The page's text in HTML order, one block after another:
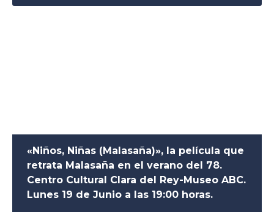
«Niños, Niñas (Malasaña)», la película que
retrata Malasaña en el verano del 78.
Centro Cultural Clara del Rey-Museo ABC.
Lunes 19 de Junio a las 19:00 horas.